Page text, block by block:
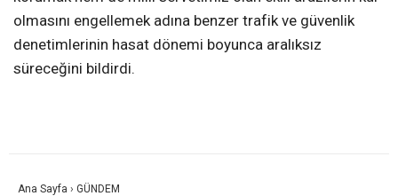
olmasını engellemek adına benzer trafik ve güvenlik
denetimlerinin hasat dönemi boyunca aralıksız
süreceğini bildirdi.
Ana Sayfa › GÜNDEM